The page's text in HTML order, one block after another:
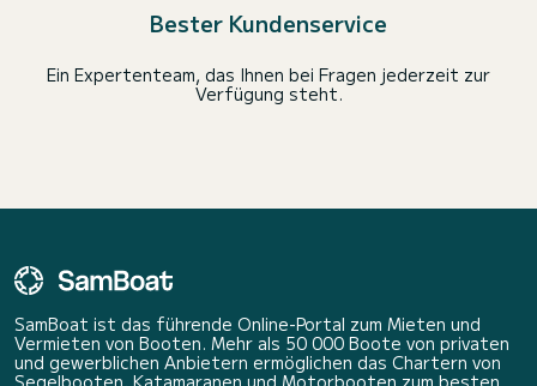
Bester Kundenservice
Ein Expertenteam, das Ihnen bei Fragen jederzeit zur
Verfügung steht.
SamBoat ist das führende Online-Portal zum Mieten und
Vermieten von Booten. Mehr als 50 000 Boote von privaten
und gewerblichen Anbietern ermöglichen das Chartern von
Segelbooten, Katamaranen und Motorbooten zum besten